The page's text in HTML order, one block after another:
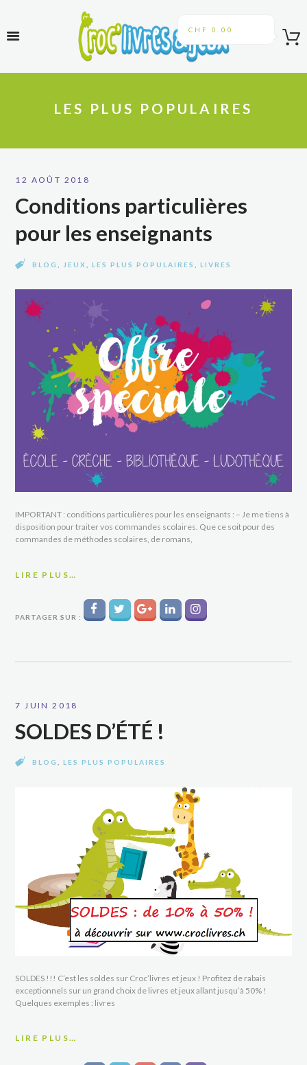
CHF 0.00
LES PLUS POPULAIRES
12 AOÛT 2018
Conditions particulières
pour les enseignants
BLOG JEUX ,LES PLUS POPULAIRES ,LIVRES
IMPORTANT : conditions particulières pour les enseignants : – Je me tiens à
disposition pour traiter vos commandes scolaires. Que ce soit pour des
commandes de méthodes scolaires, de romans,
LIRE PLUS…
PARTAGER SUR :
7 JUIN 2018
SOLDES D’ÉTÉ !
BLOG,LES PLUS POPULAIRES
SOLDES !!! C’est les soldes sur Croc’livres et jeux ! Profitez de rabais
exceptionnels sur un grand choix de livres et jeux allant jusqu’à 50% !
Quelques exemples : livres
LIRE PLUS…